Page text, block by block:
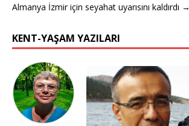
Almanya İzmir için seyahat uyarısını kaldırdı →
KENT-YAŞAM YAZILARI